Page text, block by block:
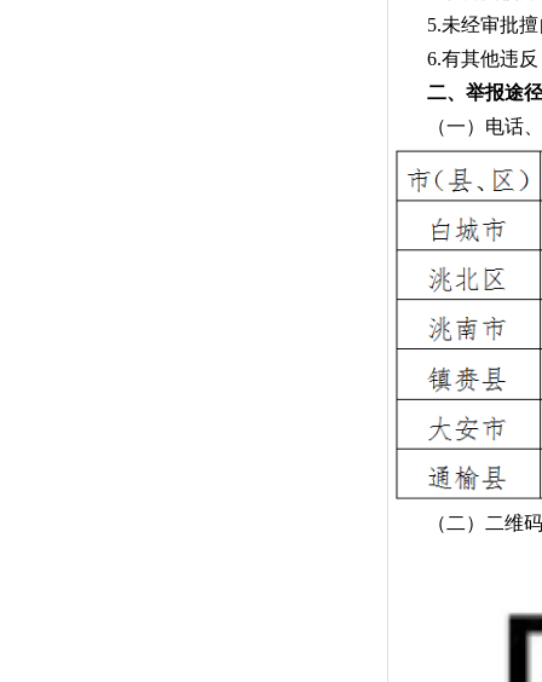
5.未经审批擅自
6.有其他违反
二、举报途径
（一）电话、
（二）二维码